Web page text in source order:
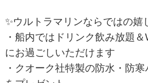
✨ウルトラマリンならではの嬉
・船内ではドリンク飲み放題
にお過ごしいただけます
・クオーク社特製の防水・防寒